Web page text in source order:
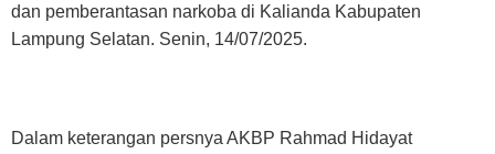
dan pemberantasan narkoba di Kalianda Kabupaten
Lampung Selatan. Senin, 14/07/2025.
Dalam keterangan persnya AKBP Rahmad Hidayat